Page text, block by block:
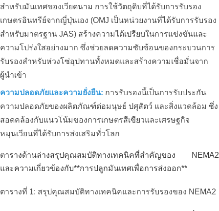
สำหรับมันเทศของเวียดนาม การใช้วัตถุดิบที่ได้รับการรับรอง
เกษตรอินทรีย์จากญี่ปุ่นเอง (OMJ เป็นหน่วยงานที่ได้รับการรับรอง
สำหรับมาตรฐาน JAS) สร้างความได้เปรียบในการแข่งขันและ
ความโปร่งใสอย่างมาก ซึ่งช่วยลดความซับซ้อนของกระบวนการ
รับรองสำหรับห่วงโซ่อุปทานทั้งหมดและสร้างความเชื่อมั่นจาก
ผู้นำเข้า
ความปลอดภัยและความยั่งยืน: การรับรองนี้เป็นการรับประกัน
ความปลอดภัยของผลิตภัณฑ์ต่อมนุษย์ ปศุสัตว์ และสิ่งแวดล้อม ซึ่ง
สอดคล้องกับแนวโน้มของการเกษตรสีเขียวและเศรษฐกิจ
หมุนเวียนที่ได้รับการส่งเสริมทั่วโลก
ตารางด้านล่างสรุปคุณสมบัติทางเทคนิคที่สำคัญของ NEMA2
และความเกี่ยวข้องกับ**การปลูกมันเทศเพื่อการส่งออก**
ตารางที่ 1: สรุปคุณสมบัติทางเทคนิคและการรับรองของ NEMA2